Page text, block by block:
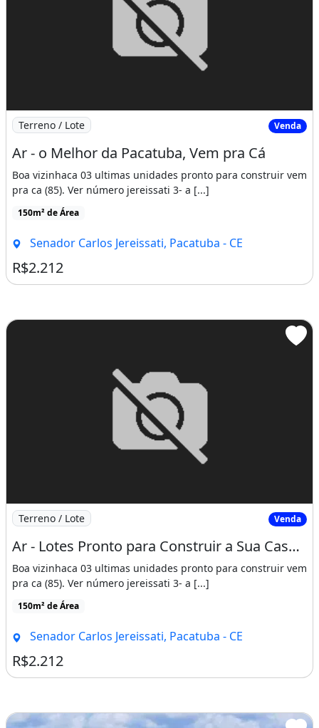
Imagem: Ar - o Melhor da Pacatuba, Vem pra Cá
Terreno / Lote Venda
Ar - o Melhor da Pacatuba, Vem pra Cá
Boa vizinhaca 03 ultimas unidades pronto para construir vem
pra ca (85). Ver número jereissati 3- a [...]
150m² de Área
Senador Carlos Jereissati, Pacatuba - CE
R$2.212
Imagem: Ar - Lotes Pronto para Construir a Sua Casa!!!!
Terreno / Lote Venda
Ar - Lotes Pronto para Construir a Sua Casa!!!!
Boa vizinhaca 03 ultimas unidades pronto para construir vem
pra ca (85). Ver número jereissati 3- a [...]
150m² de Área
Senador Carlos Jereissati, Pacatuba - CE
R$2.212